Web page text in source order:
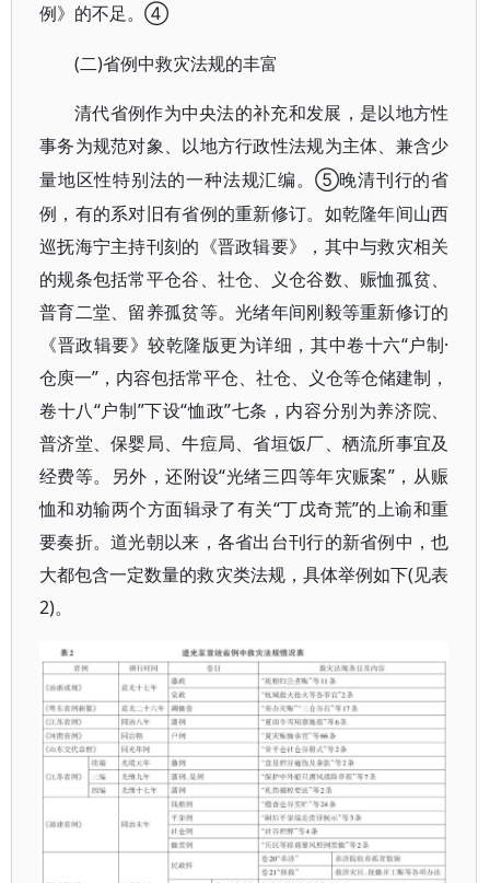
例》的不足。④
(二)省例中救灾法规的丰富
清代省例作为中央法的补充和发展，是以地方性
事务为规范对象、以地方行政性法规为主体、兼含少
量地区性特别法的一种法规汇编。 ⑤晚清刊行的省
例，有的系对旧有省例的重新修订。如乾隆年间山西
巡抚海宁主持刊刻的《晋政辑要》，其中与救灾相关
的规条包括常平仓谷、社仓、义仓谷数、赈恤孤贫、
普育二堂、留养孤贫等。光绪年间刚毅等重新修订的
《晋政辑要》较乾隆版更为详细，其中卷十六“户制·
仓庾一”，内容包括常平仓、社仓、义仓等仓储建制，
卷十八“户制”下设“恤政”七条，内容分别为养济院、
普济堂、保婴局、牛痘局、省垣饭厂、栖流所事宜及
经费等。另外，还附设“光绪三四等年灾赈案”，从赈
恤和劝输两个方面辑录了有关“丁戊奇荒”的上谕和重
要奏折。道光朝以来，各省出台刊行的新省例中，也
大都包含一定数量的救灾类法规，具体举例如下(见表
2)。